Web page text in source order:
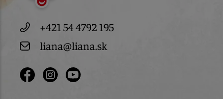
+421 54 4792 195
liana@liana.sk